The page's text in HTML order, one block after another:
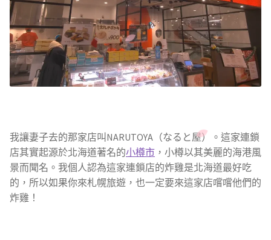
我讓妻子去的那家店叫NARUTOYA（なると屋）。這家連鎖
店其實起源於北海道著名的小樽市 ，小樽以其美麗的海港風
景而聞名。我個人認為這家連鎖店的炸雞是北海道最好吃
的，所以如果你來札幌旅遊，也一定要來這家店嚐嚐他們的
炸雞！